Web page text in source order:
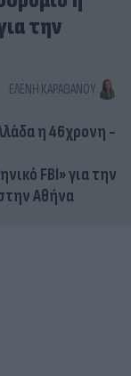
την
ΕΛΈΝΗ ΚΑΡΑΘΆΝΟΥ
η 46χρονη -
FBI» για την
Αθήνα